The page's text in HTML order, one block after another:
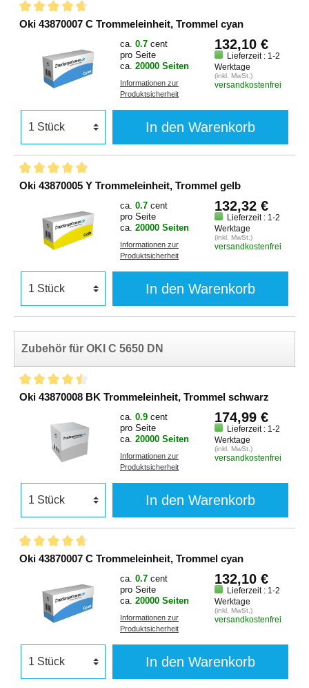
Oki 43870007 C Trommeleinheit, Trommel cyan
ca. 0.7 cent
pro Seite
ca. 20000 Seiten
Informationen zur
Produktsicherheit
132,10 €
Lieferzeit : 1-2
Werktage
(inkl. MwSt.)
versandkostenfrei
In den Warenkorb
Oki 43870005 Y Trommeleinheit, Trommel gelb
ca. 0.7 cent
pro Seite
ca. 20000 Seiten
Informationen zur
Produktsicherheit
132,32 €
Lieferzeit : 1-2
Werktage
(inkl. MwSt.)
versandkostenfrei
In den Warenkorb
Zubehör für OKI C 5650 DN
Oki 43870008 BK Trommeleinheit, Trommel schwarz
ca. 0.9 cent
pro Seite
ca. 20000 Seiten
Informationen zur
Produktsicherheit
174,99 €
Lieferzeit : 1-2
Werktage
(inkl. MwSt.)
versandkostenfrei
In den Warenkorb
Oki 43870007 C Trommeleinheit, Trommel cyan
ca. 0.7 cent
pro Seite
ca. 20000 Seiten
Informationen zur
Produktsicherheit
132,10 €
Lieferzeit : 1-2
Werktage
(inkl. MwSt.)
versandkostenfrei
In den Warenkorb